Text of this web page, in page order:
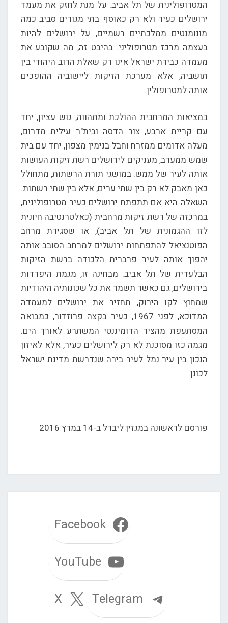
המטרופולינית של תל אביב. על מנת לחזק את מעמד
ירושלים כעיר ולא רק כאוסף בתי מגורים סביב כמה
מונומנטים ממלכתיים רשמיים, על ירושלים להיות
בעצמה מרכז מטרופוליני. בהיבט זה, מה שקובע את
מעמדה כבירת ישראל אינו רק שאלת הרוב היהודי בין
תושביה, אלא מערכת הזיקות ליישוביה ההופכים
אותה למטרופולין.
במציאות המרחבית ההולכת ומתהווה, גוש עציון, יחד
עם קריית ארבע, צור הדסה ובית"ר עילית מדרום,
מעלה אדומים ממזרח וחבל בנימין מצפון, יחד עם בית
שמש ממערב, מעניקים לירושלים רשת זיקות העושות
אותה לעיר של ממש. במושגי תורת הרשתות, מתחולל
כאן מאבק לא רק בין שתי ערים, אלא בין שתי רשתות.
השאלה היא אם תתפתח ירושלים כעיר מטרופולינית,
במרכזה של רשת זיקות מרחבית (כאלטרנטיבה חיונית
לזו ההגמונית של תל אביב), או שסגירת מרחב
הפוטנציאל להתפתחות ירושלים למרחב הסובב אותה
יהפוך אותה לעיר פרברית הלכודה ברשת הזיקות
הבלעדית של תל אביב. מבחינה זו, מגמת היפרדות
בירושלים, גם כאשר תשמר את כל שכונותיה היהודיות
שמחוץ לקו הירוק, תחזיר את ירושלים למעמדה
המדוכא, לפני 1967, כעיר בקצה פרוזדור, כמבואה
המסתעפת מהציר הדומיננטי המשתרע לאורך הים.
מגמה כזו מסוכנת לא רק לירושלים כעיר, אלא לאיזון
הנכון בין עיר נמל לעיר בירה שנדרשת מדינת ישראל
לכונן.
פורסם לראשונה במגזין ליברל ב-14 במרץ 2016
Facebook
YouTube
Telegram
X